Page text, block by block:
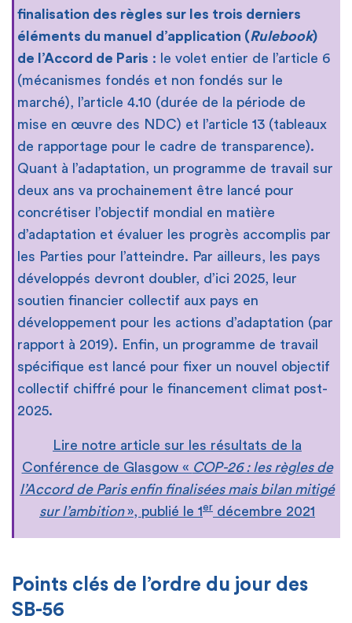
finalisation des règles sur les trois derniers
éléments du manuel d’application (Rulebook)
de l’Accord de Paris : le volet entier de l’article 6
(mécanismes fondés et non fondés sur le
marché), l’article 4.10 (durée de la période de
mise en œuvre des NDC) et l’article 13 (tableaux
de rapportage pour le cadre de transparence).
Quant à l’adaptation, un programme de travail sur
deux ans va prochainement être lancé pour
concrétiser l’objectif mondial en matière
d’adaptation et évaluer les progrès accomplis par
les Parties pour l’atteindre. Par ailleurs, les pays
développés devront doubler, d’ici 2025, leur
soutien financier collectif aux pays en
développement pour les actions d’adaptation (par
rapport à 2019). Enfin, un programme de travail
spécifique est lancé pour fixer un nouvel objectif
collectif chiffré pour le financement climat post-
2025.
Lire notre article sur les résultats de la
Conférence de Glasgow « COP-26 : les règles de
l’Accord de Paris enfin finalisées mais bilan mitigé
sur l’ambition», publié le 1er décembre 2021
Points clés de l’ordre du jour des
SB-56